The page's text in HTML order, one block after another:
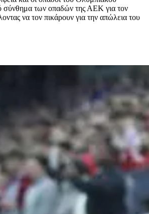
σύνθημα των οπαδών της ΑΕΚ για τον
να τον πικάρουν για την απώλεια του